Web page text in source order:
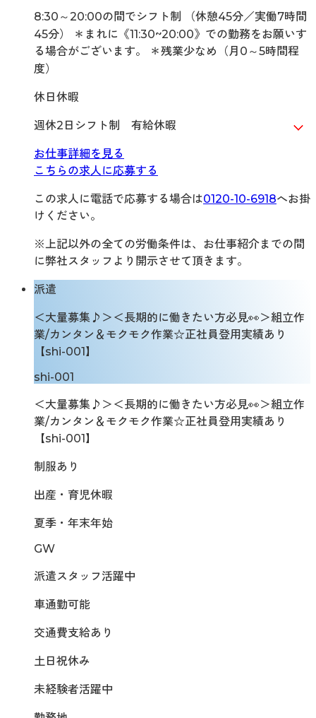
8:30～20:00の間でシフト制 （休憩45分／実働7時間
45分） ＊まれに《11:30~20:00》での勤務をお願いす
る場合がございます。 ＊残業少なめ（月0～5時間程
度）
休日休暇
週休2日シフト制 有給休暇
お仕事詳細を見る
こちらの求人に応募する
この求人に電話で応募する場合は0120-10-6918へお掛
けください。
※上記以外の全ての労働条件は、お仕事紹介までの間
に弊社スタッフより開示させて頂きます。
派遣
＜大量募集♪＞＜長期的に働きたい方必見👀＞組立作
業/カンタン＆モクモク作業☆正社員登用実績あり
【shi-001】
shi-001
＜大量募集♪＞＜長期的に働きたい方必見👀＞組立作
業/カンタン＆モクモク作業☆正社員登用実績あり
【shi-001】
制服あり
出産・育児休暇
夏季・年末年始
GW
派遣スタッフ活躍中
車通勤可能
交通費支給あり
土日祝休み
未経験者活躍中